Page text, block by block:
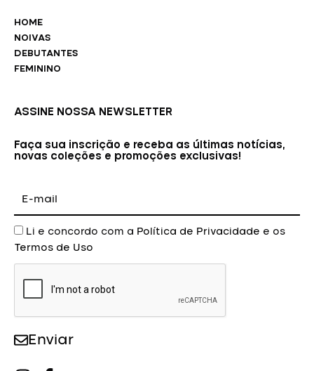
HOME
NOIVAS
DEBUTANTES
FEMININO
ASSINE NOSSA NEWSLETTER
Faça sua inscrição e receba as últimas notícias,
novas coleções e promoções exclusivas!
mail
AceiteLi e concordo com a Política de Privacidade e os
Termos de Uso
Enviar